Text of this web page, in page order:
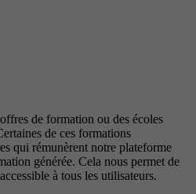
de formation ou des écoles
de ces formations
qui rémunèrent notre plateforme
générée. Cela nous permet de
à tous les utilisateurs.